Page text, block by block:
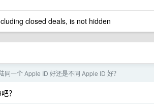
closed deals, is not hidden
同一个 Apple ID 好还是不同 Apple ID 好？
？